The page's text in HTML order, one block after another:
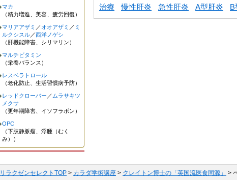
治療
慢性肝炎 急性肝炎 A型肝炎 B
マカ
（精力増進、美容、疲労回復）
マリアアザミ ／オオアザミ ／ ミ
ルクシスル ／西洋ノゲシ
（肝機能障害、シリマリン）
マルチビタミン
（栄養バランス）
レスベラトロール
（老化防止、生活習慣病予防）
レッドクローバー ／ ムラサキツ
メクサ
（更年期障害、イソフラボン）
OPC
（下肢静脈瘤、浮腫（むく
み））
リラクゼンセレクトTOP > カラダ学術講座 > クレイトン博士の「英国流医食同源」 >